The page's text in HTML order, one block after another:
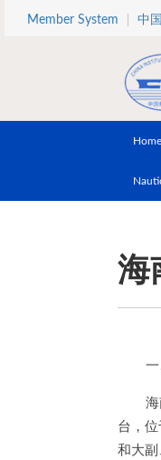
Skip to main content
Member System 中
Home
海
台，
和大